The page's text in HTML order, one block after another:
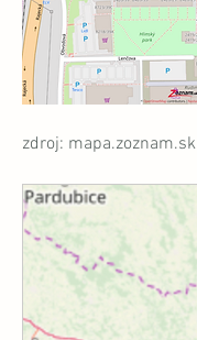
zdroj: mapa.zoznam.sk